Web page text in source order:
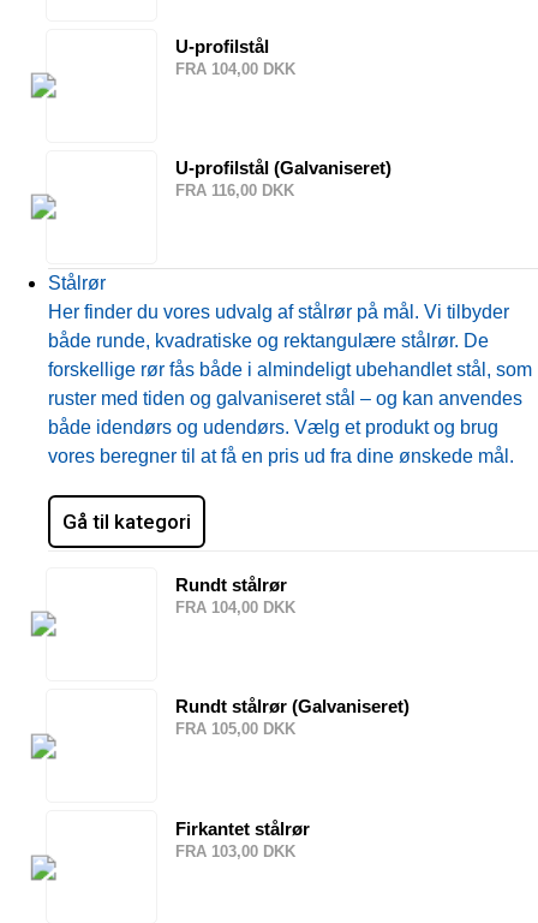
U-profilstål
FRA 104,00 DKK
U-profilstål (Galvaniseret)
FRA 116,00 DKK
Stålrør
Her finder du vores udvalg af stålrør på mål. Vi tilbyder
både runde, kvadratiske og rektangulære stålrør. De
forskellige rør fås både i almindeligt ubehandlet stål, som
ruster med tiden og galvaniseret stål – og kan anvendes
både idendørs og udendørs. Vælg et produkt og brug
vores beregner til at få en pris ud fra dine ønskede mål.
Gå til kategori
Rundt stålrør
FRA 104,00 DKK
Rundt stålrør (Galvaniseret)
FRA 105,00 DKK
Firkantet stålrør
FRA 103,00 DKK